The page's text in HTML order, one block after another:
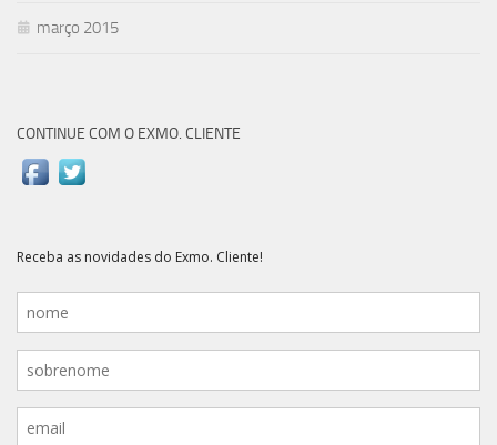
março 2015
CONTINUE COM O EXMO. CLIENTE